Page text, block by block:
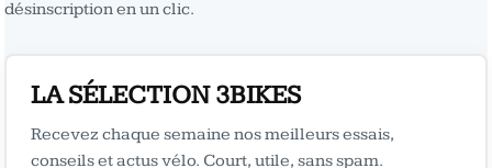
désinscription en un clic.
LA SÉLECTION 3BIKES
Recevez chaque semaine nos meilleurs essais,
conseils et actus vélo. Court, utile, sans spam.